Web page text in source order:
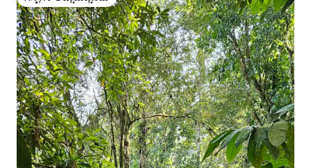
ಗೆಸ್ಟ್‌ಗಳ ಅಚ್ಚುಮೆಚ್ಚಿನದು